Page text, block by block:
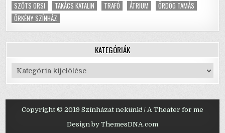
SZŐTS ORSI
TAKÁCS KATALIN TRAFÓ ÁTRIUM
ÖRDÖG TAMÁS
ÖRKÉNY SZÍNHÁZ
KATEGÓRIÁK
Kategóriák
Copyright © 2019 Színházat nekünk! / A Theater for me
Design by ThemesDNA.com